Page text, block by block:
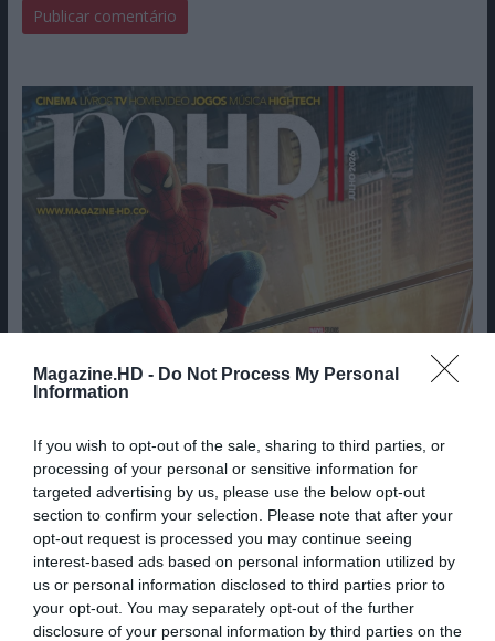
Magazine.HD - Do Not Process My Personal
Information
If you wish to opt-out of the sale, sharing to third parties, or
processing of your personal or sensitive information for
targeted advertising by us, please use the below opt-out
section to confirm your selection. Please note that after your
opt-out request is processed you may continue seeing
interest-based ads based on personal information utilized by
us or personal information disclosed to third parties prior to
your opt-out. You may separately opt-out of the further
disclosure of your personal information by third parties on the